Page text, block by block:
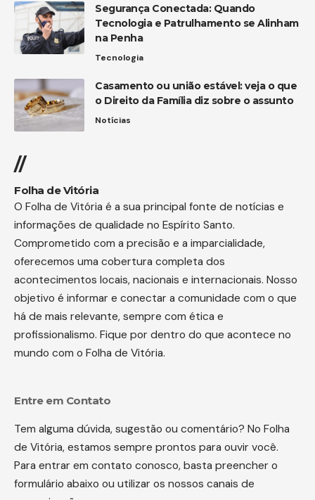
Segurança Conectada: Quando
Tecnologia e Patrulhamento se Alinham
na Penha
Tecnologia
Casamento ou união estável: veja o que
o Direito da Família diz sobre o assunto
Notícias
//
Folha de Vitória
O Folha de Vitória é a sua principal fonte de notícias e
informações de qualidade no Espírito Santo.
Comprometido com a precisão e a imparcialidade,
oferecemos uma cobertura completa dos
acontecimentos locais, nacionais e internacionais. Nosso
objetivo é informar e conectar a comunidade com o que
há de mais relevante, sempre com ética e
profissionalismo. Fique por dentro do que acontece no
mundo com o Folha de Vitória.
Entre em Contato
Tem alguma dúvida, sugestão ou comentário? No Folha
de Vitória, estamos sempre prontos para ouvir você.
Para entrar em contato conosco, basta preencher o
formulário abaixo ou utilizar os nossos canais de